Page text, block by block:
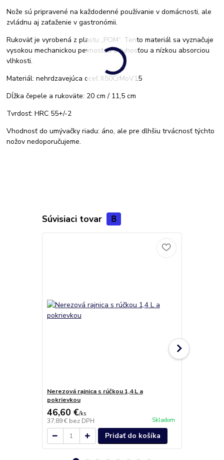
Nože sú pripravené na každodenné používanie v domácnosti, ale
zvládnu aj zaťaženie v gastronómii.
Rukoväť je vyrobená z plastu „POM“. Tento materiál sa vyznačuje
vysokou mechanickou pevnosťou a tuhosťou a nízkou absorciou
vlhkosti.
Materiál: nehrdzavejúca oceľ X50CrMoV15
Dĺžka čepele a rukoväte: 20 cm / 11,5 cm
Tvrdosť: HRC 55+/-2
Vhodnosť do umývačky riadu: áno, ale pre dlhšiu trvácnosť týchto
nožov nedoporučujeme.
Súvisiaci tovar 8
Nerezová rajnica s rúčkou 1,4 L a
pokrievkou
46,60 €/ks
37,89 € bez DPH Skladom
Pridať do košíka